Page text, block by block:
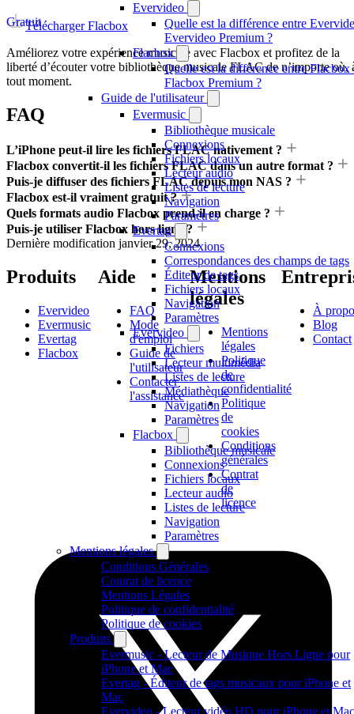
Evervideo
Quelle est la différence entre
Evervideo Premium ?
Flacbox
Quelle est la différence entre Flacbox
Flacbox Premium ?
Guide de l'utilisateur
Evermusic
Bibliothèque musicale
Connexions
Fichiers locaux
Lecteur audio
Listes de lecture
Navigation
Paramètres
Evertag
Connexions
Correspondances des champs de tags
Éditeur de tags
Fichiers locaux
Navigation
Paramètres
Evervideo
Fichiers
Lecteur multimédia
Listes de lecture
Médiathèque
Navigation
Paramètres
Flacbox
Bibliothèque musicale
Connexions
Fichiers locaux
Lecteur audio
Listes de lecture
Navigation
Paramètres
Mentions légales
Conditions Générales
Contrat de licence
Mentions Légales
Politique de confidentialité
Politique de cookies
Produits
Evermusic - Lecteur de Musique Hors Ligne pour
iPhone et Mac
Evertag - Éditeur de tags musicaux pour iPhone et
Mac
Evervideo - Lecteur vidéo HD pour iPhone et Mac
Télécharger Flacbox
Gratuit
Améliorez votre expérience musicale avec Flacbox et profitez de la
liberté d’écouter votre bibliothèque musicale FLAC de n’importe où,
tout moment.
FAQ
L’iPhone peut-il lire les fichiers FLAC nativement ?
Flacbox convertit-il les fichiers FLAC dans un autre format ?
Puis-je diffuser des fichiers FLAC depuis mon NAS ?
Flacbox est-il vraiment gratuit ?
Quels formats audio Flacbox prend-il en charge ?
Puis-je utiliser Flacbox hors ligne ?
Dernière modification janvier 29, 2024
Produits
Evervideo
Evermusic
Evertag
Flacbox
Aide
FAQ
Mode
d'emploi
Guide de
l'utilisateur
Contacter
l'assistance
Mentions
légales
Mentions
légales
Politique
de
confidentialité
Politique
de
cookies
Conditions
générales
Contrat
de
licence
À
Blog
Contact